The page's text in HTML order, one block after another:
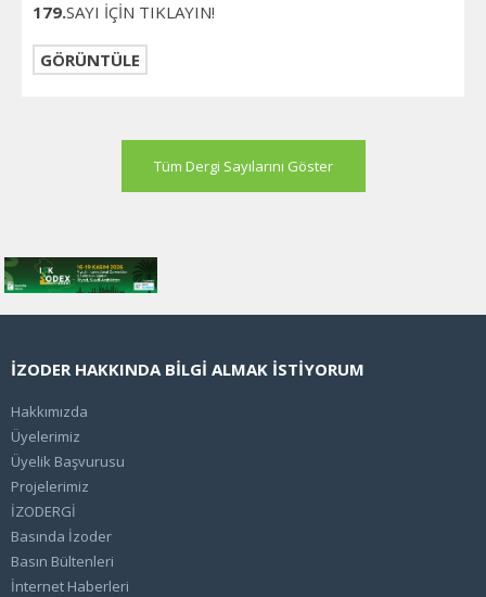
179.SAYI İÇİN TIKLAYIN!
GÖRÜNTÜLE
Tüm Dergi Sayılarını Göster
İZODER HAKKINDA BİLGİ ALMAK İSTİYORUM
Hakkımızda
Üyelerimiz
Üyelik Başvurusu
Projelerimiz
İZODERGİ
Basında İzoder
Basın Bültenleri
İnternet Haberleri